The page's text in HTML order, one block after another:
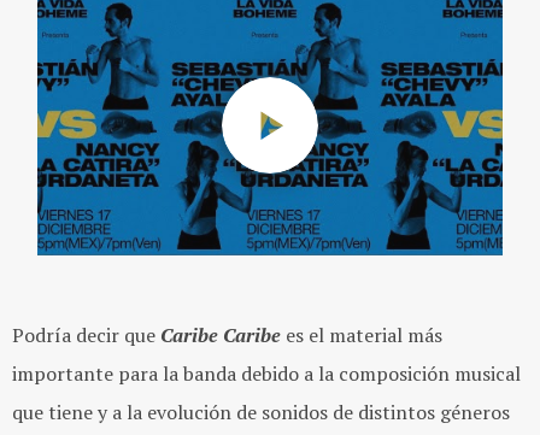
Podría decir que Caribe Caribe es el material más
importante para la banda debido a la composición musical
que tiene y a la evolución de sonidos de distintos géneros